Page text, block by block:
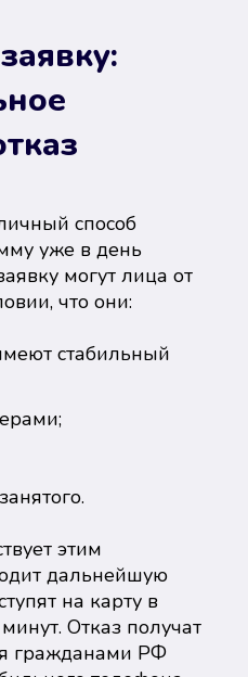
способ
уже в день
могут лица от
что они:
стабильный
этим
дальнейшую
на карту в
Отказ получат
гражданами РФ